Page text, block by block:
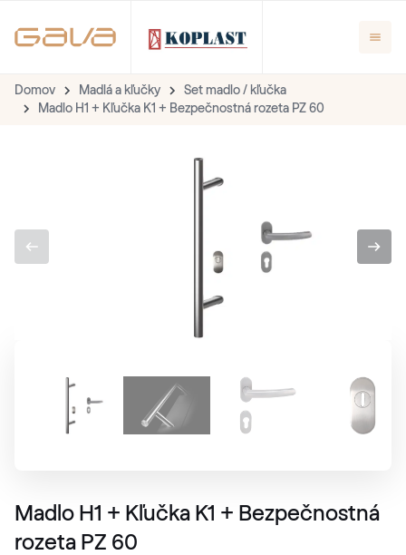
Domov Madlá a kľučky
Set madlo / kľučka
Madlo H1 + Kľučka K1 + Bezpečnostná rozeta PZ 60
Madlo H1 + Kľučka K1 + Bezpečnostná
rozeta PZ 60